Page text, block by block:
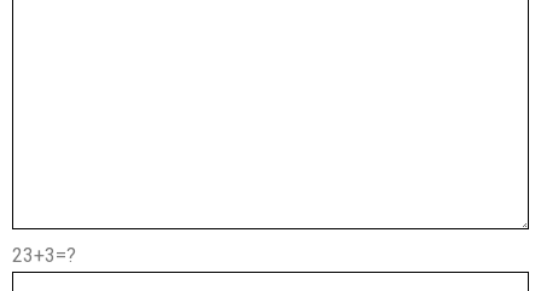
23+3=?